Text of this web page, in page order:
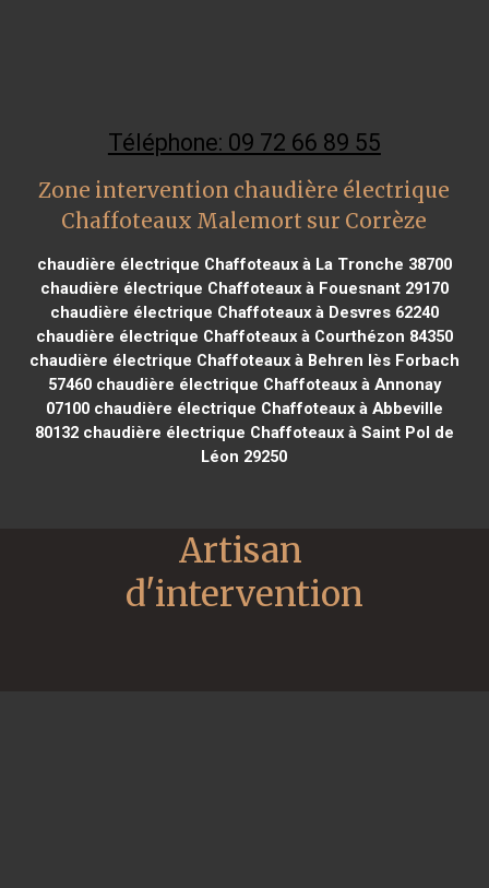
Téléphone: 09 72 66 89 55
Zone intervention chaudière électrique
Chaffoteaux Malemort sur Corrèze
chaudière électrique Chaffoteaux à La Tronche 38700
chaudière électrique Chaffoteaux à Fouesnant 29170
chaudière électrique Chaffoteaux à Desvres 62240
chaudière électrique Chaffoteaux à Courthézon 84350
chaudière électrique Chaffoteaux à Behren lès Forbach
57460chaudière électrique Chaffoteaux à Annonay
07100chaudière électrique Chaffoteaux à Abbeville
80132chaudière électrique Chaffoteaux à Saint Pol de
Léon 29250
Artisan
d'intervention